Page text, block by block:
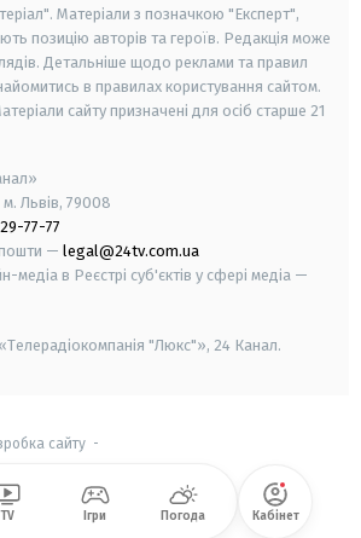
Матеріали з позначкою "Експерт",
позицію авторів та героїв. Редакція може
Детальніше щодо реклами та правил
в правилах користування сайтом.
сайту призначені для осіб старше 21
Львів, 79008
77-77
— legal@24tv.com.ua
медіа в Реєстрі суб'єктів у сфері медіа —
"Люкс"», 24 Канал.
сайту-
TV Ігри Погода Кабінет